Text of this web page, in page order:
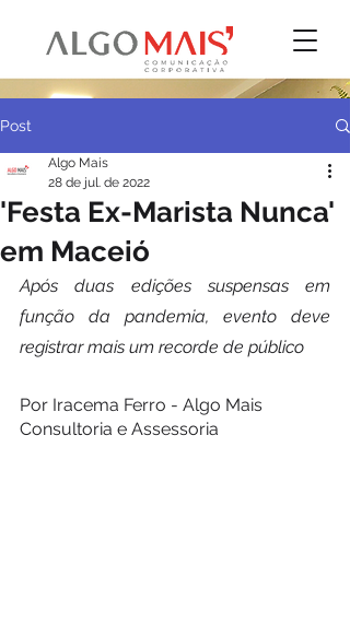
Post
'Festa Ex-Marista Nunca'
em Maceió
Algo Mais
28 de jul. de 2022
Após duas edições suspensas em
função da pandemia, evento deve
registrar mais um recorde de público
Por Iracema Ferro - Algo Mais
Consultoria e Assessoria